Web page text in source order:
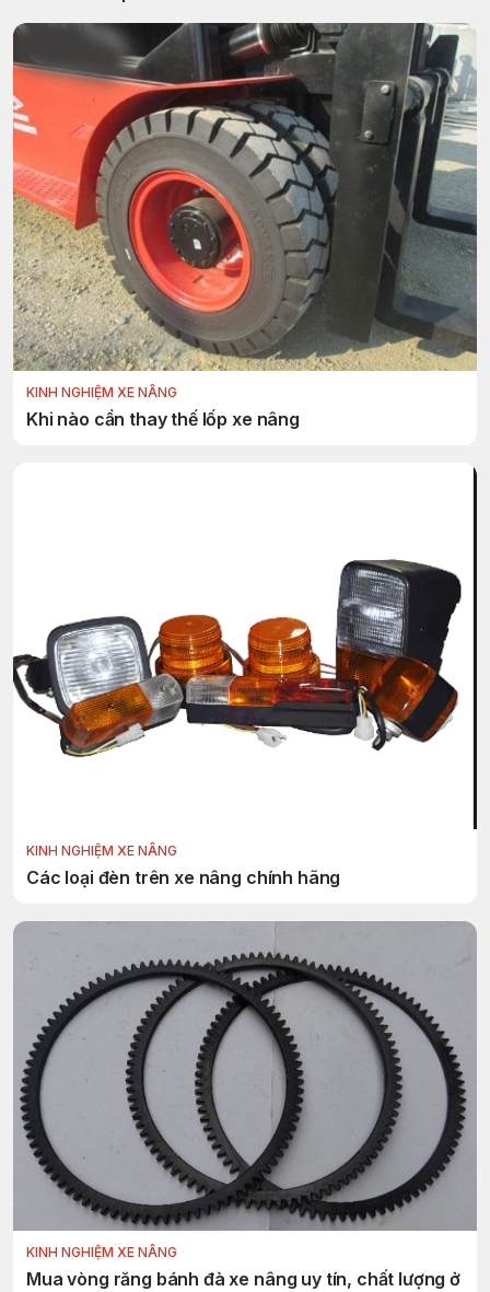
KINH NGHIỆM XE NÂNG
Khi nào cần thay thế lốp xe nâng
KINH NGHIỆM XE NÂNG
Các loại đèn trên xe nâng chính hãng
KINH NGHIỆM XE NÂNG
Mua vòng răng bánh đà xe nâng uy tín, chất lượng ở